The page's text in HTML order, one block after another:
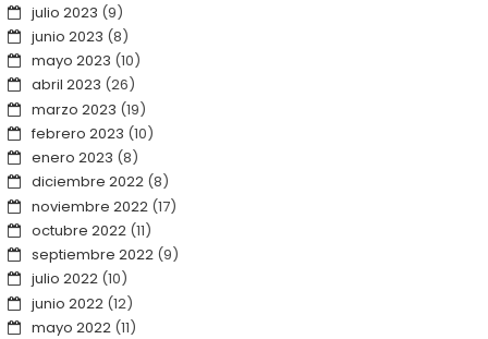
julio 2023 (9)
junio 2023 (8)
mayo 2023 (10)
abril 2023 (26)
marzo 2023 (19)
febrero 2023 (10)
enero 2023 (8)
diciembre 2022(8)
noviembre 2022(17)
octubre 2022(11)
septiembre 2022(9)
julio 2022(10)
junio 2022(12)
mayo 2022(11)